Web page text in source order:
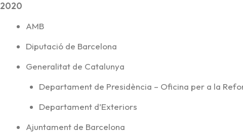
2020
AMB
Diputació de Barcelona
Generalitat de Catalunya
Departament de Presidència – Oficina per a la
Departament d’Exteriors
Ajuntament de Barcelona